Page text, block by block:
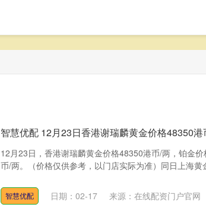
智慧优配 12月23日香港谢瑞麟黄金价格48350港
12月23日，香港谢瑞麟黄金价格48350港币/两，铂金
币/两。（价格仅供参考，以门店实际为准）同日上海黄
智慧优配 日期：02-17 来源：在线配资门户官网